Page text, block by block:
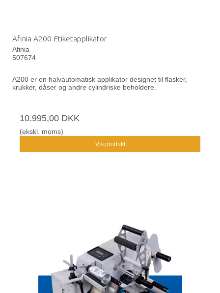
Afinia A200 Etiketapplikator
Afinia
507674
A200 er en halvautomatisk applikator designet til flasker,
krukker, dåser og andre cylindriske beholdere.
10.995,00 DKK
(ekskl. moms)
Vis produkt